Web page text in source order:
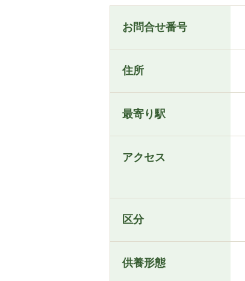
お問合せ番号
住所
最寄り駅
アクセス
区分
供養形態